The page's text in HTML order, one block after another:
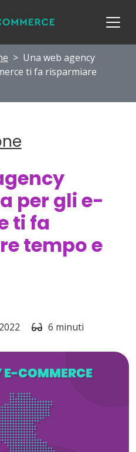
> Una web agency
ti fa risparmiare
per gli e-
ti fa
tempo e
6 minuti